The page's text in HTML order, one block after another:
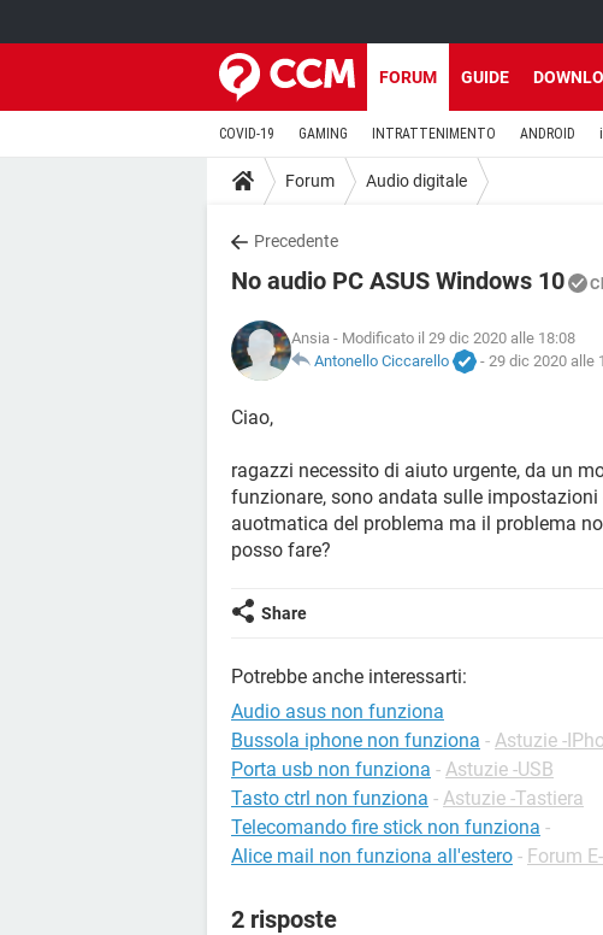
FORUM GUIDE
COVID-19 GAMING INTRATTENIMENTO ANDROID
Forum Audio digitale
Precedente
No audio PC ASUS Windows 10
Ansia - Modificato il 29 dic 2020 alle 18:08
Antonello Ciccarello
- 29 dic 2020 alle
Ciao,
ragazzi necessito di aiuto urgente, da un
funzionare, sono andata sulle
auotmatica del problema ma il problema
posso fare?
Share
Potrebbe anche interessarti:
Audio asus non funziona
Bussola iphone non funziona - Astuzie -
Porta usb non funziona - Astuzie -USB
Tasto ctrl non funziona - Astuzie -Tastiera
Telecomando fire stick non funziona -
Alice mail non funziona all'estero - Forum
2 risposte